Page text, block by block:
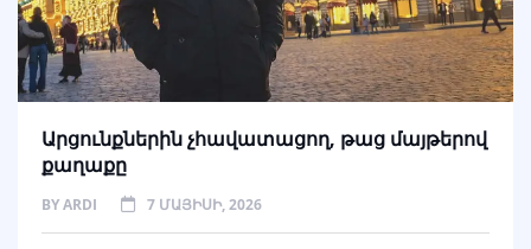
Արցունքներին չհավատացող, թաց մայթերով
քաղաքը
BYARDI 7 ՄԱՅԻՍԻ, 2026